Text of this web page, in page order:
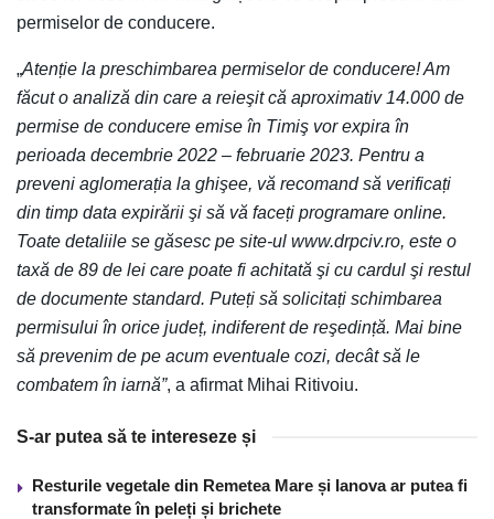
permiselor de conducere.
„Atenție la preschimbarea permiselor de conducere! Am
făcut o analiză din care a reieşit că aproximativ 14.000 de
permise de conducere emise în Timiş vor expira în
perioada decembrie 2022 – februarie 2023. Pentru a
preveni aglomerația la ghişee, vă recomand să verificați
din timp data expirării şi să vă faceți programare online.
Toate detaliile se găsesc pe site-ul www.drpciv.ro, este o
taxă de 89 de lei care poate fi achitată şi cu cardul şi restul
de documente standard. Puteți să solicitați schimbarea
permisului în orice județ, indiferent de reşedință. Mai bine
să prevenim de pe acum eventuale cozi, decât să le
combatem în iarnă”, a afirmat Mihai Ritivoiu.
S-ar putea să te intereseze și
Resturile vegetale din Remetea Mare și Ianova ar putea fi
transformate în peleți și brichete